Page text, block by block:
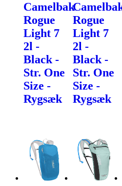
Camelbak
Rogue
Light 7
2l -
Black -
Str. One
Size -
Rygsæk
Rogue
Light 7
2l -
Black -
Str. One
Size -
Rygsæk